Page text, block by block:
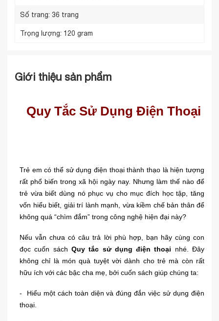
Số trang: 36 trang
Trọng lượng: 120 gram
Giới thiệu sản phẩm
Quy Tắc Sử Dụng Điện Thoại
Trẻ em có thể sử dụng điện thoại thành thạo là hiện tượng
rất phổ biến trong xã hội ngày nay. Nhưng làm thế nào để
trẻ vừa biết dùng nó phục vụ cho mục đích học tập, tăng
vốn hiểu biết, giải trí lành mạnh, vừa kiềm chế bản thân để
không quá “chìm đắm” trong công nghệ hiện đại này?
Nếu vẫn chưa có câu trả lời phù hợp, bạn hãy cùng con
đọc cuốn sách Quy tắc sử dụng điện thoại nhé. Đây
không chỉ là món quà tuyệt vời dành cho trẻ mà còn rất
hữu ích với các bậc cha mẹ, bởi cuốn sách giúp chúng ta:
- Hiểu một cách toàn diện và đúng đắn việc sử dụng điện
thoại.